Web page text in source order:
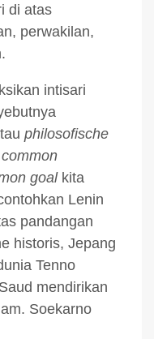
di atas
perwakilan,
intisari
philosofische
common
goalkita
Lenin
pandangan
historis, Jepang
Tenno
mendirikan
Soekarno